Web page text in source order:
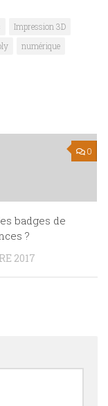
Impression 3D
numérique
0
badges de
?
2017